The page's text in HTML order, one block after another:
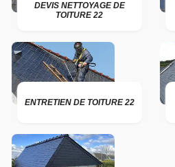
DEVIS NETTOYAGE DE
TOITURE 22
ENTRETIEN DE TOITURE 22